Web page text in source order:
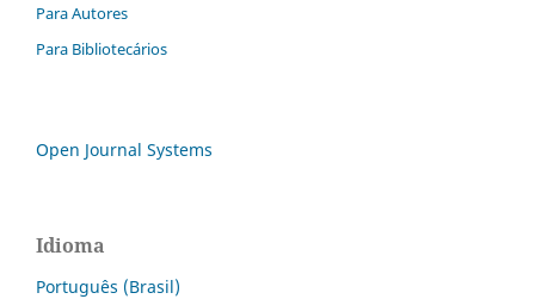
Para Autores
Para Bibliotecários
Open Journal Systems
Idioma
Português (Brasil)